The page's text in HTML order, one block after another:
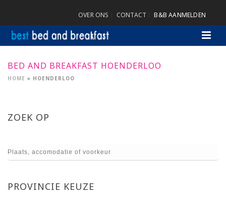
OVER ONS CONTACT B&B AANMELDEN
BED AND BREAKFAST HOENDERLOO
HOME » HOENDERLOO
ZOEK OP
PROVINCIE KEUZE